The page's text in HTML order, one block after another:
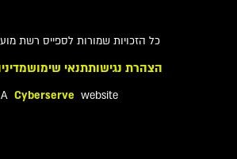
כל הזכויות שמורות לספייס רשת
הצהרת נגישותתנאי שימוש
A Cyberserve website